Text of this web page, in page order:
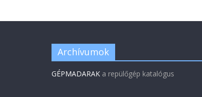
Archívumok
GÉPMADARAK a repülőgép katalógus